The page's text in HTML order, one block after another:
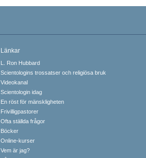
Länkar
L. Ron Hubbard
Scientologins trossatser och religiösa bruk
Videokanal
Scientologin idag
En röst för mänskligheten
Frivilligpastorer
Ofta ställda frågor
Böcker
Online-kurser
Vem är jag?